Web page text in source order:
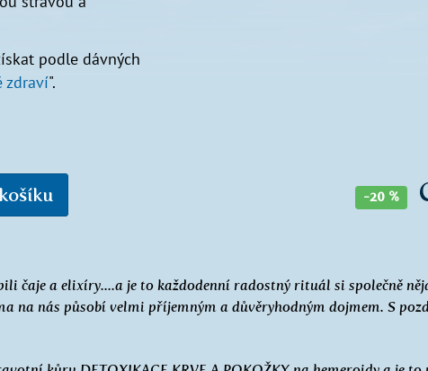
podle dávných
zdraví".
-20 %
čaje a elixíry....a je to každodenní radostný rituál si společně
na nás působí velmi příjemným a důvěryhodným dojmem. S